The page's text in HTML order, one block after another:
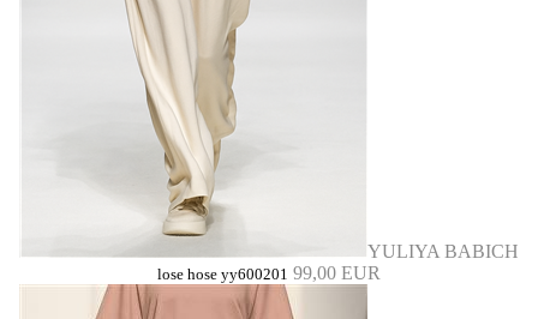
YULIYA BABICH
lose hose yy600201 99,00 EUR